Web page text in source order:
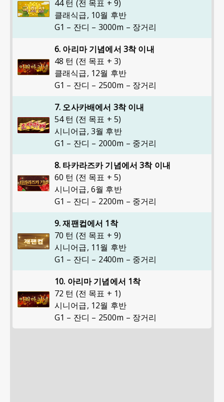
44 턴 (전 목표 + 9)
클래식급, 10월 후반
G1 – 잔디 – 3000m – 장거리
6. 아리마 기념에서 3착 이내
48 턴 (전 목표 + 3)
클래식급, 12월 후반
G1 – 잔디 – 2500m – 장거리
7. 오사카배에서 3착 이내
54 턴 (전 목표 + 5)
시니어급, 3월 후반
G1 – 잔디 – 2000m – 중거리
8. 타카라즈카 기념에서 3착 이내
60 턴 (전 목표 + 5)
시니어급, 6월 후반
G1 – 잔디 – 2200m – 중거리
9. 재팬컵에서 1착
70 턴 (전 목표 + 9)
시니어급, 11월 후반
G1 – 잔디 – 2400m – 중거리
10. 아리마 기념에서 1착
72 턴 (전 목표 + 1)
시니어급, 12월 후반
G1 – 잔디 – 2500m – 장거리